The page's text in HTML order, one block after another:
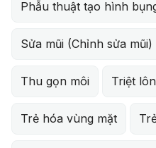
Phẫu thuật tạo hình
Sửa mũi (Chỉnh sửa mũi)
Thu gọn môi Triệt
Trẻ hóa vùng mặt